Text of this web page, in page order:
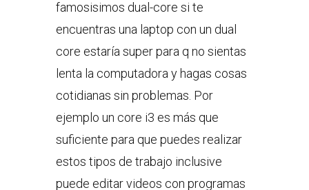
famosisimos dual-core si te
encuentras una laptop con un dual
core estaría super para q no sientas
lenta la computadora y hagas cosas
cotidianas sin problemas. Por
ejemplo un core i3 es más que
suficiente para que puedes realizar
estos tipos de trabajo inclusive
puede editar videos con programas